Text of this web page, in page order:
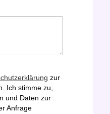
zur
Ich stimme zu,
und Daten zur
Anfrage